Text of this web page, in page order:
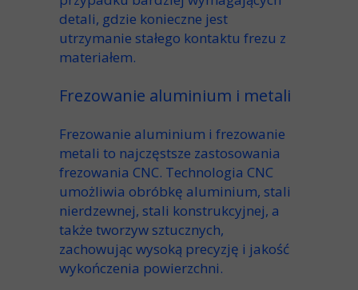
detali, gdzie konieczne jest
utrzymanie stałego kontaktu frezu z
materiałem.
Frezowanie aluminium i metali
Frezowanie aluminium i frezowanie
metali to najczęstsze zastosowania
frezowania CNC. Technologia CNC
umożliwia obróbkę aluminium, stali
nierdzewnej, stali konstrukcyjnej, a
także tworzyw sztucznych,
zachowując wysoką precyzję i jakość
wykończenia powierzchni.